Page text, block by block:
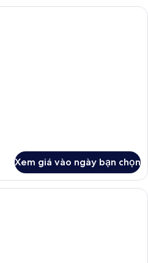
Két bảo mật tại phòng, bàn, khu
Xem giá vào ngày bạn chọn
Két bảo mật tại phòng, bàn, khu